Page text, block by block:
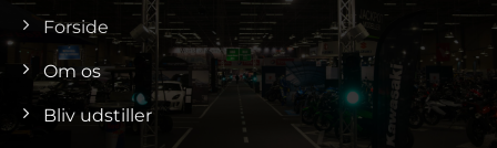
Forside
Om os
Bliv udstiller